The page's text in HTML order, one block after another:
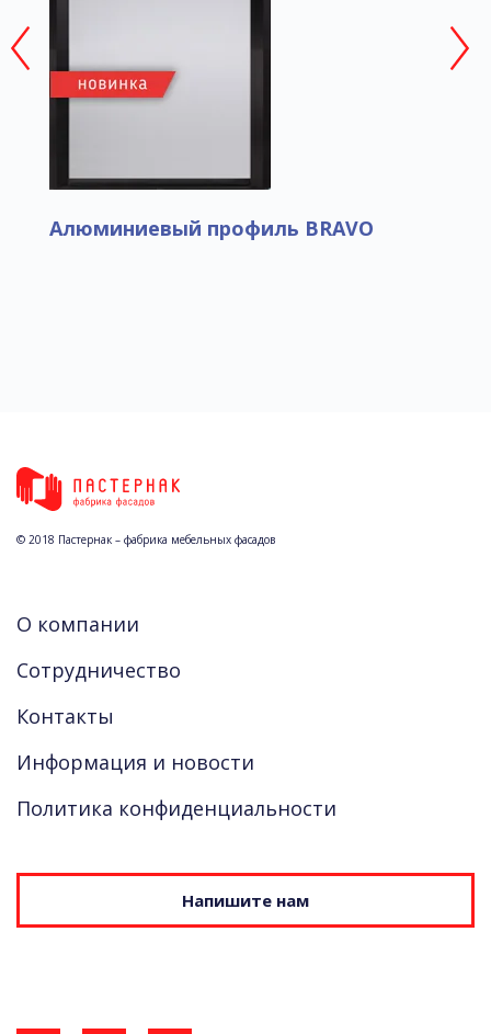
Алюминиевый профиль BRAVO
© 2018 Пастернак – фабрика мебельных фасадов
О компании
Сотрудничество
Контакты
Информация и новости
Политика конфиденциальности
Напишите нам